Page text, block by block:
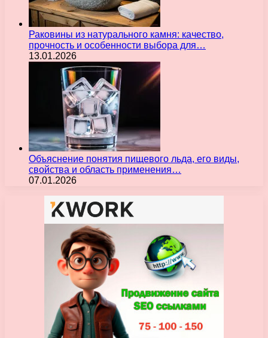
Раковины из натурального камня: качество,
прочность и особенности выбора для…
13.01.2026
Объяснение понятия пищевого льда, его виды,
свойства и область применения…
07.01.2026